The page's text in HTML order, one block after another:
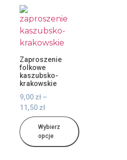
Zaproszenie
folkowe
kaszubsko-
krakowskie
9,00 zł –
11,50 zł
Wybierz
opcje